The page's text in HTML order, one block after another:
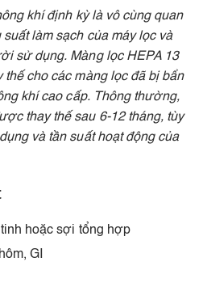
khí định kỳ là vô cùng quan
làm sạch của máy lọc và
sử dụng. Màng lọc HEPA 13
thế cho các màng lọc đã bị bẩn
khí cao cấp. Thông thường,
thay thế sau 6-12 tháng, tùy
và tần suất hoạt động của
hoặc sợi tổng hợp
GI